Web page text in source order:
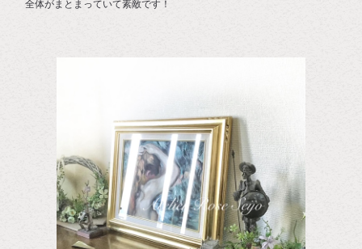
全体がまとまっていて素敵です！